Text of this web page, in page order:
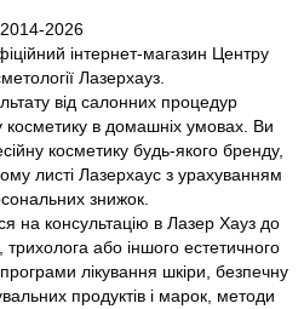
2026
інтернет-магазин Центру
Лазерхауз.
від салонних процедур
косметику в домашніх умовах. Ви
косметику будь-якого бренду,
листі Лазерхаус з урахуванням
знижок.
на консультацію в Лазер Хауз до
або іншого естетичного
лікування шкіри, безпечну
продуктів і марок, методи